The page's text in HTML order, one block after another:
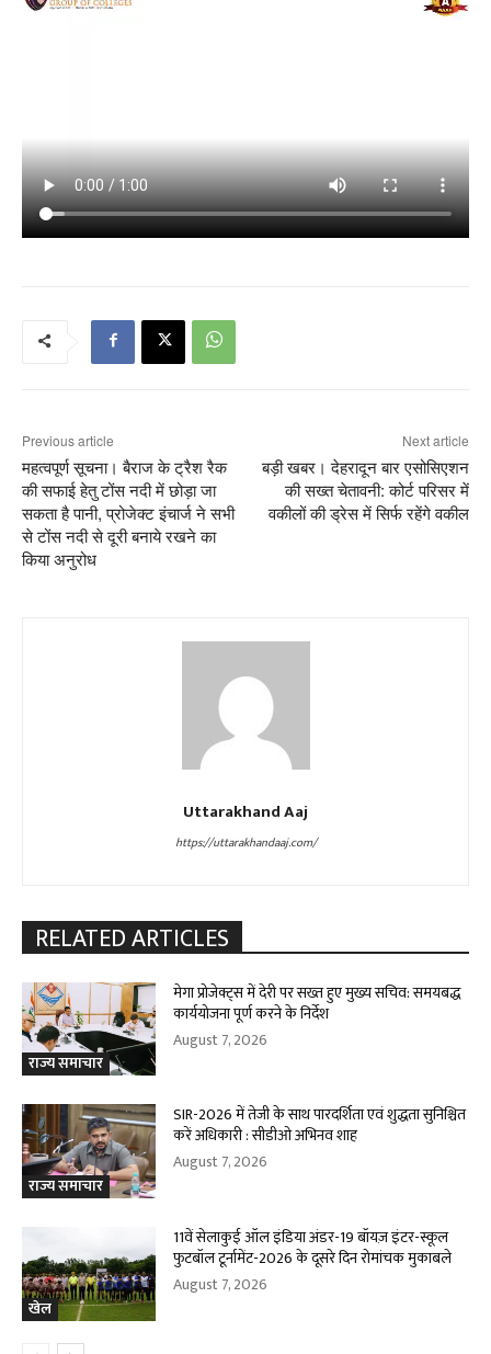
Previous article
महत्वपूर्ण सूचना। बैराज के ट्रैश रैक
की सफाई हेतु टोंस नदी में छोड़ा जा
सकता है पानी, प्रोजेक्ट इंचार्ज ने सभी
से टोंस नदी से दूरी बनाये रखने का
किया अनुरोध
Next article
बड़ी खबर। देहरादून बार एसोसिएशन
की सख्त चेतावनी: कोर्ट परिसर में
वकीलों की ड्रेस में सिर्फ रहेंगे वकील
Uttarakhand Aaj
https://uttarakhandaaj.com/
RELATED ARTICLES
राज्य समाचार
मेगा प्रोजेक्ट्स में देरी पर सख्त हुए मुख्य सचिव: समयबद्ध
कार्ययोजना पूर्ण करने के निर्देश
August 7, 2026
राज्य समाचार
SIR-2026 में तेजी के साथ पारदर्शिता एवं शुद्धता सुनिश्चित
करें अधिकारी : सीडीओ अभिनव शाह
August 7, 2026
खेल
11वें सेलाकुई ऑल इंडिया अंडर-19 बॉयज़ इंटर-स्कूल
फुटबॉल टूर्नामेंट-2026 के दूसरे दिन रोमांचक मुकाबले
August 7, 2026